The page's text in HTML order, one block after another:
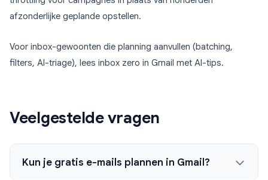
afzonderlijke geplande opstellen.
Voor inbox-gewoonten die planning aanvullen (batching,
filters, AI-triage), lees inbox zero in Gmail met AI-tips.
Veelgestelde vragen
Kun je gratis e-mails plannen in Gmail?